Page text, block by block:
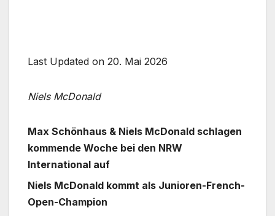
Last Updated on 20. Mai 2026
Niels McDonald
Max Schönhaus & Niels McDonald schlagen
kommende Woche bei den NRW
International auf
Niels McDonald kommt als Junioren-French-
Open-Champion